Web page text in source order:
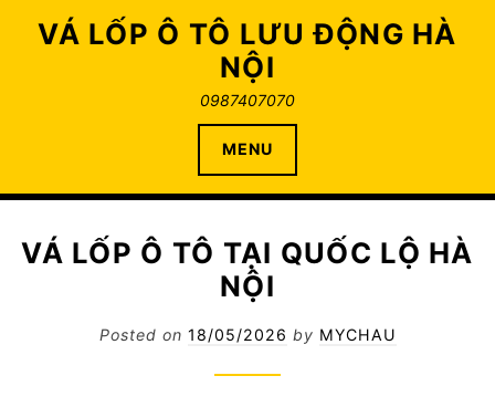
VÁ LỐP Ô TÔ LƯU ĐỘNG HÀ
NỘI
0987407070
MENU
VÁ LỐP Ô TÔ TẠI QUỐC LỘ HÀ
NỘI
Posted on 18/05/2026 by MYCHAU